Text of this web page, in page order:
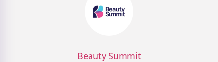
Beauty Summit